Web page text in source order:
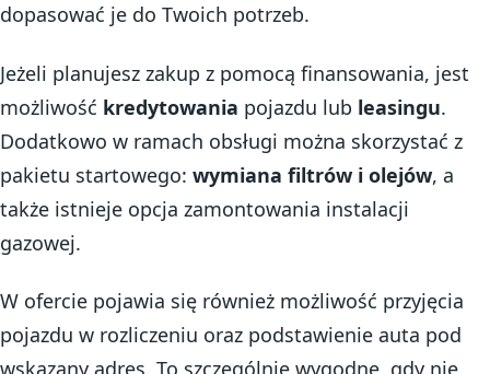
dopasować je do Twoich potrzeb.
Jeżeli planujesz zakup z pomocą finansowania, jest
możliwość kredytowania pojazdu lub leasingu.
Dodatkowo w ramach obsługi można skorzystać z
pakietu startowego: wymiana filtrów i olejów, a
także istnieje opcja zamontowania instalacji
gazowej.
W ofercie pojawia się również możliwość przyjęcia
pojazdu w rozliczeniu oraz podstawienie auta pod
wskazany adres. To szczególnie wygodne, gdy nie